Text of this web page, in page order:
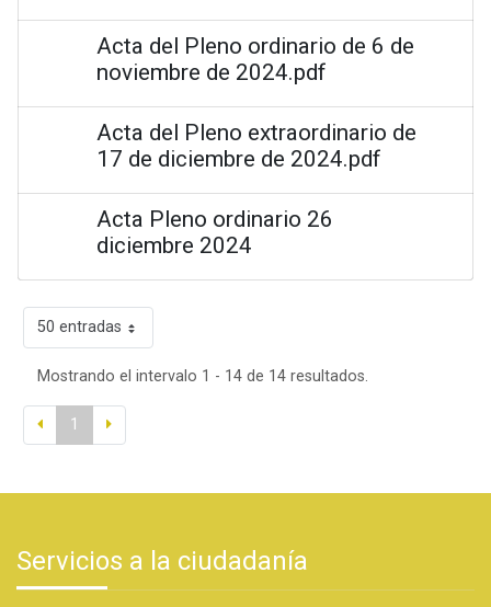
Acta del Pleno ordinario de 6 de
noviembre de 2024.pdf
Acta del Pleno extraordinario de
17 de diciembre de 2024.pdf
Acta Pleno ordinario 26
diciembre 2024
50 entradas
Mostrando el intervalo 1 - 14 de 14 resultados.
1
Servicios a la ciudadanía